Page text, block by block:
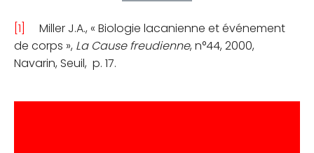
[1]
Miller J.A., « Biologie lacanienne et événement
de corps », La Cause freudienne, n°44, 2000,
Navarin, Seuil, p. 17.